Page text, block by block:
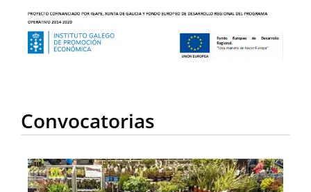
Convocatorias